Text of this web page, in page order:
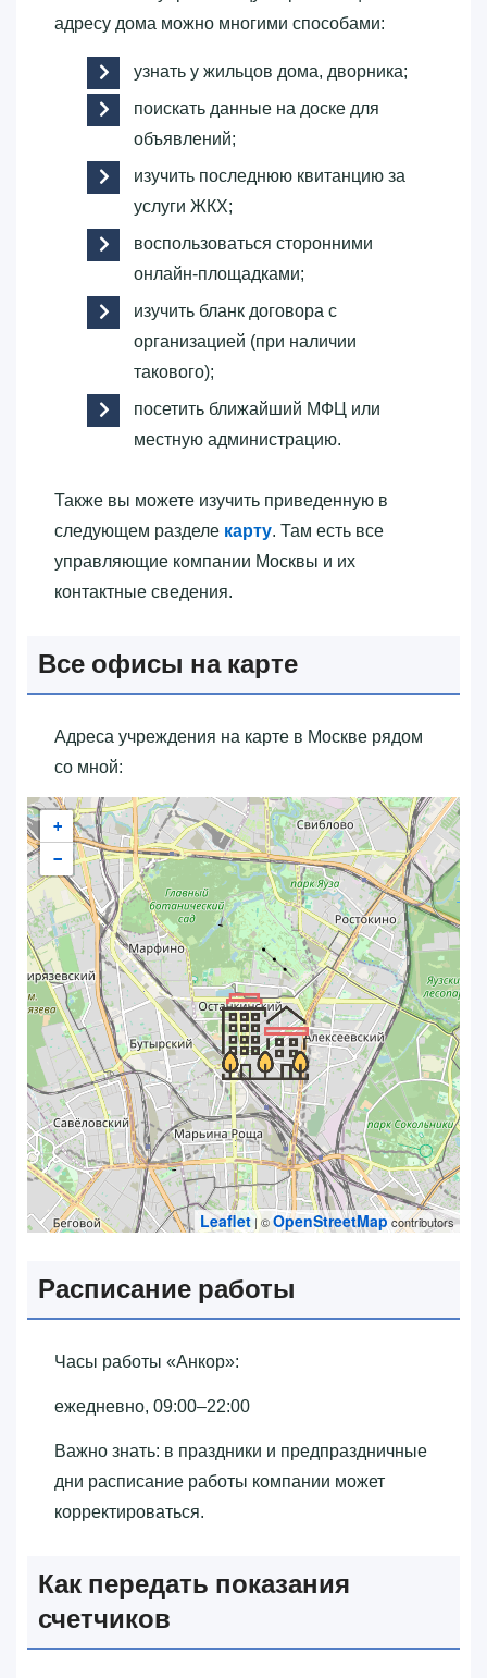
адресу дома можно многими способами:
узнать у жильцов дома, дворника;
поискать данные на доске для
объявлений;
изучить последнюю квитанцию за
услуги ЖКХ;
воспользоваться сторонними
онлайн-площадками;
изучить бланк договора с
организацией (при наличии
такового);
посетить ближайший МФЦ или
местную администрацию.
Также вы можете изучить приведенную в
следующем разделе карту. Там есть все
управляющие компании Москвы и их
контактные сведения.
Все офисы на карте
Адреса учреждения на карте в Москве рядом
со мной:
+
−
Leaflet| ©OpenStreetMapcontributors
Расписание работы
Часы работы «‎Анкор»‎:
ежедневно, 09:00–22:00
Важно знать: в праздники и предпраздничные
дни расписание работы компании может
корректироваться.
Как передать показания
счетчиков